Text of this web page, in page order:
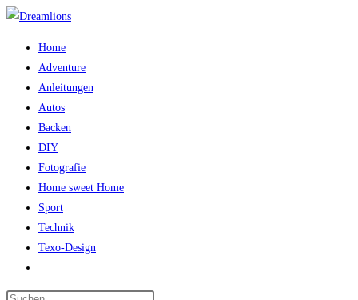
Zum
springen
Home
Adventure
Anleitungen
Autos
Backen
DIY
Fotografie
Home sweet Home
Sport
Technik
Texo-Design